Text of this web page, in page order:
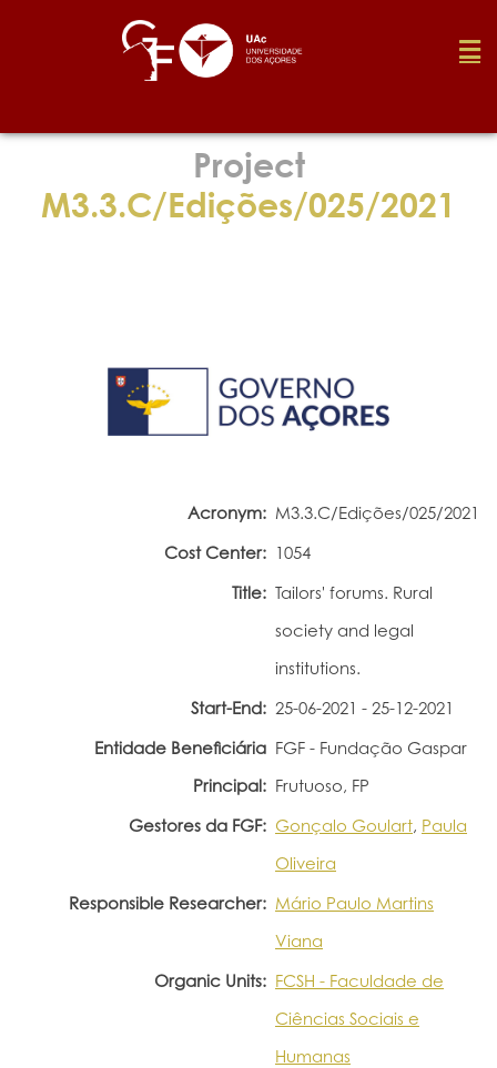
Foundation
Media
Project
M3.3.C/Edições/025/2021
Acronym: M3.3.C/Edições/025/2021
Cost Center: 1054
Title: Tailors' forums. Rural
society and legal
institutions.
Start-End: 25-06-2021 - 25-12-2021
Entidade Beneficiária
Principal:
FGF - Fundação Gaspar
Frutuoso, FP
Gestores da FGF: Gonçalo Goulart, Paula
Oliveira
Responsible Researcher: Mário Paulo Martins
Viana
Organic Units: FCSH - Faculdade de
Ciências Sociais e
Humanas